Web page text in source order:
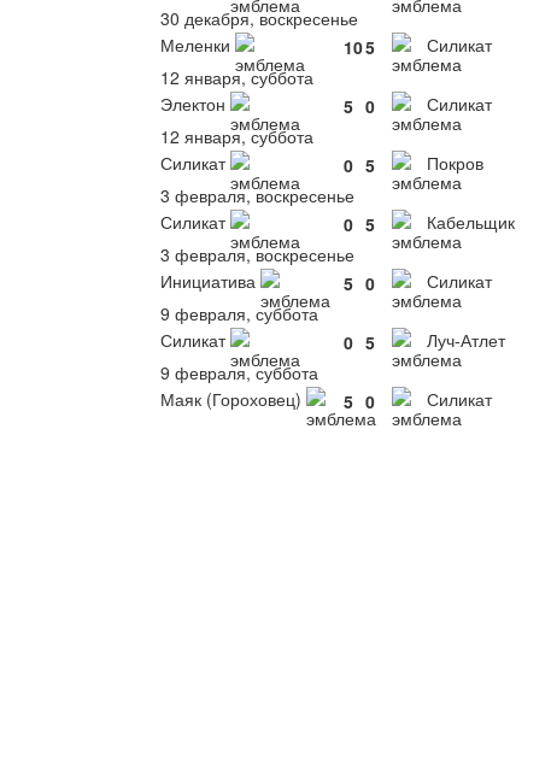
30 декабря, воскресенье
Меленки
105 Силикат
12 января, суббота
Электон
5 0 Силикат
12 января, суббота
Силикат
0 5 Покров
3 февраля, воскресенье
Силикат
0 5 Кабельщик
3 февраля, воскресенье
Инициатива
5 0 Силикат
9 февраля, суббота
Силикат
0 5 Луч-Атлет
9 февраля, суббота
Маяк (Гороховец)
5 0 Силикат